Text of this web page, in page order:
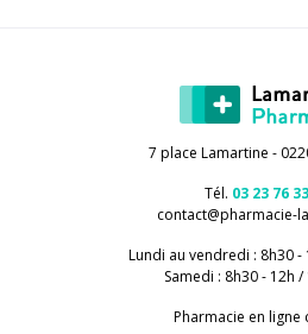
7 place Lamartine -
Tél. 03 23 76
contact@pharmacie-
Lundi au vendredi : 8h30 -
Samedi : 8h30 - 12h /
Pharmacie en ligne